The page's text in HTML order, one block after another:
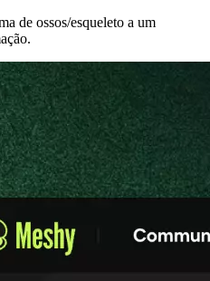
de ossos/esqueleto a um